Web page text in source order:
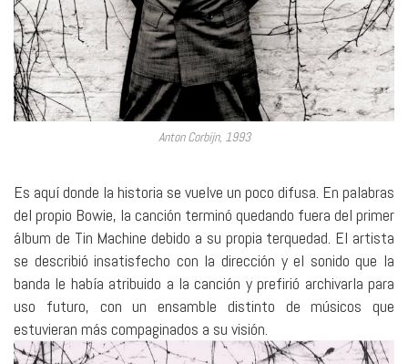
Anton Corbijn, 1993
Es aquí donde la historia se vuelve un poco difusa. En palabras
del propio Bowie, la canción terminó quedando fuera del primer
álbum de Tin Machine debido a su propia terquedad. El artista
se describió insatisfecho con la dirección y el sonido que la
banda le había atribuido a la canción y prefirió archivarla para
uso futuro, con un ensamble distinto de músicos que
estuvieran más compaginados a su visión.